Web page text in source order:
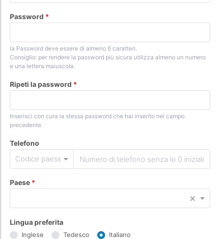
Password
la Password deve essere di almeno 6 caratteri.
Consiglio: per rendere la password più sicura utilizza almeno un numero
e una lettera maiuscola.
Ripeti la password
Inserisci con cura la stessa password che hai inserito nel campo
precedente.
Telefono
Codice paese
Paese
×
Lingua preferita
Inglese Tedesco Italiano